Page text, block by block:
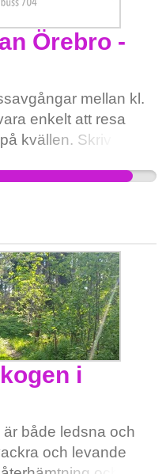
Örebro -
mellan kl.
enkelt att resa
kvällen. Skriv under
i
både ledsna och
och levande